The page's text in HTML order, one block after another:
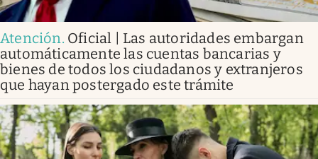
Atención. Oficial | Las autoridades embargan
automáticamente las cuentas bancarias y
bienes de todos los ciudadanos y extranjeros
que hayan postergado este trámite